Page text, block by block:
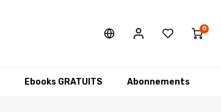
0
Ebooks GRATUITS Abonnements